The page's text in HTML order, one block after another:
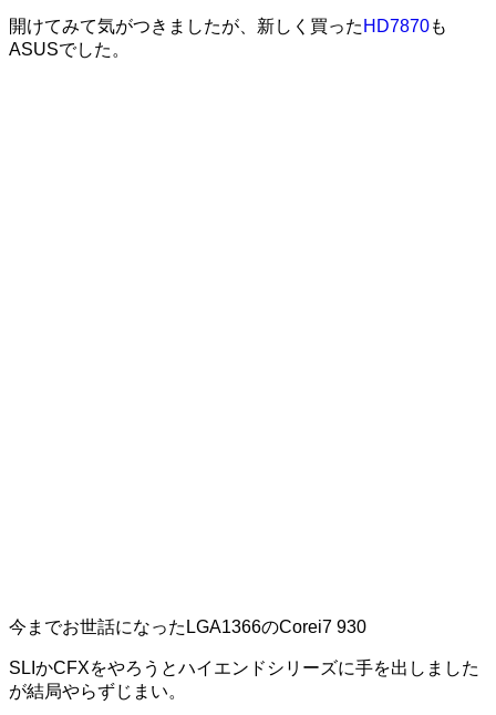
開けてみて気がつきましたが、新しく買った HD7870も
ASUSでした。
今までお世話になったLGA1366のCorei7 930
SLIかCFXをやろうとハイエンドシリーズに手を出しました
が結局やらずじまい。